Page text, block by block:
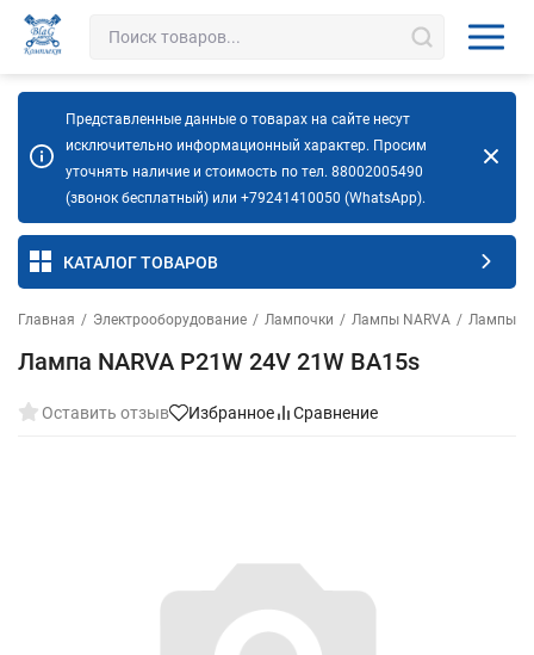
Представленные данные о товарах на сайте несут
исключительно информационный характер. Просим
уточнять наличие и стоимость по тел. 88002005490
(звонок бесплатный) или +79241410050 (WhatsApp).
КАТАЛОГ ТОВАРОВ
Главная / Электрооборудование / Лампочки / Лампы NARVA / Лампы
Лампа NARVA P21W 24V 21W BA15s
Оставить отзыв Избранное Сравнение